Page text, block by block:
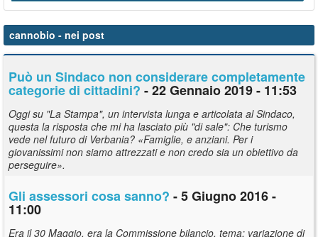
cannobio - nei post
Può un Sindaco non considerare completamente
categorie di cittadini? - 22 Gennaio 2019 - 11:53
Oggi su "La Stampa", un intervista lunga e articolata al Sindaco,
questa la risposta che mi ha lasciato più "di sale": Che turismo
vede nel futuro di Verbania? «Famiglie, e anziani. Per i
giovanissimi non siamo attrezzati e non credo sia un obiettivo da
perseguire».
Gli assessori cosa sanno? - 5 Giugno 2016 -
11:00
Era il 30 Maggio, era la Commissione bilancio, tema: variazione di